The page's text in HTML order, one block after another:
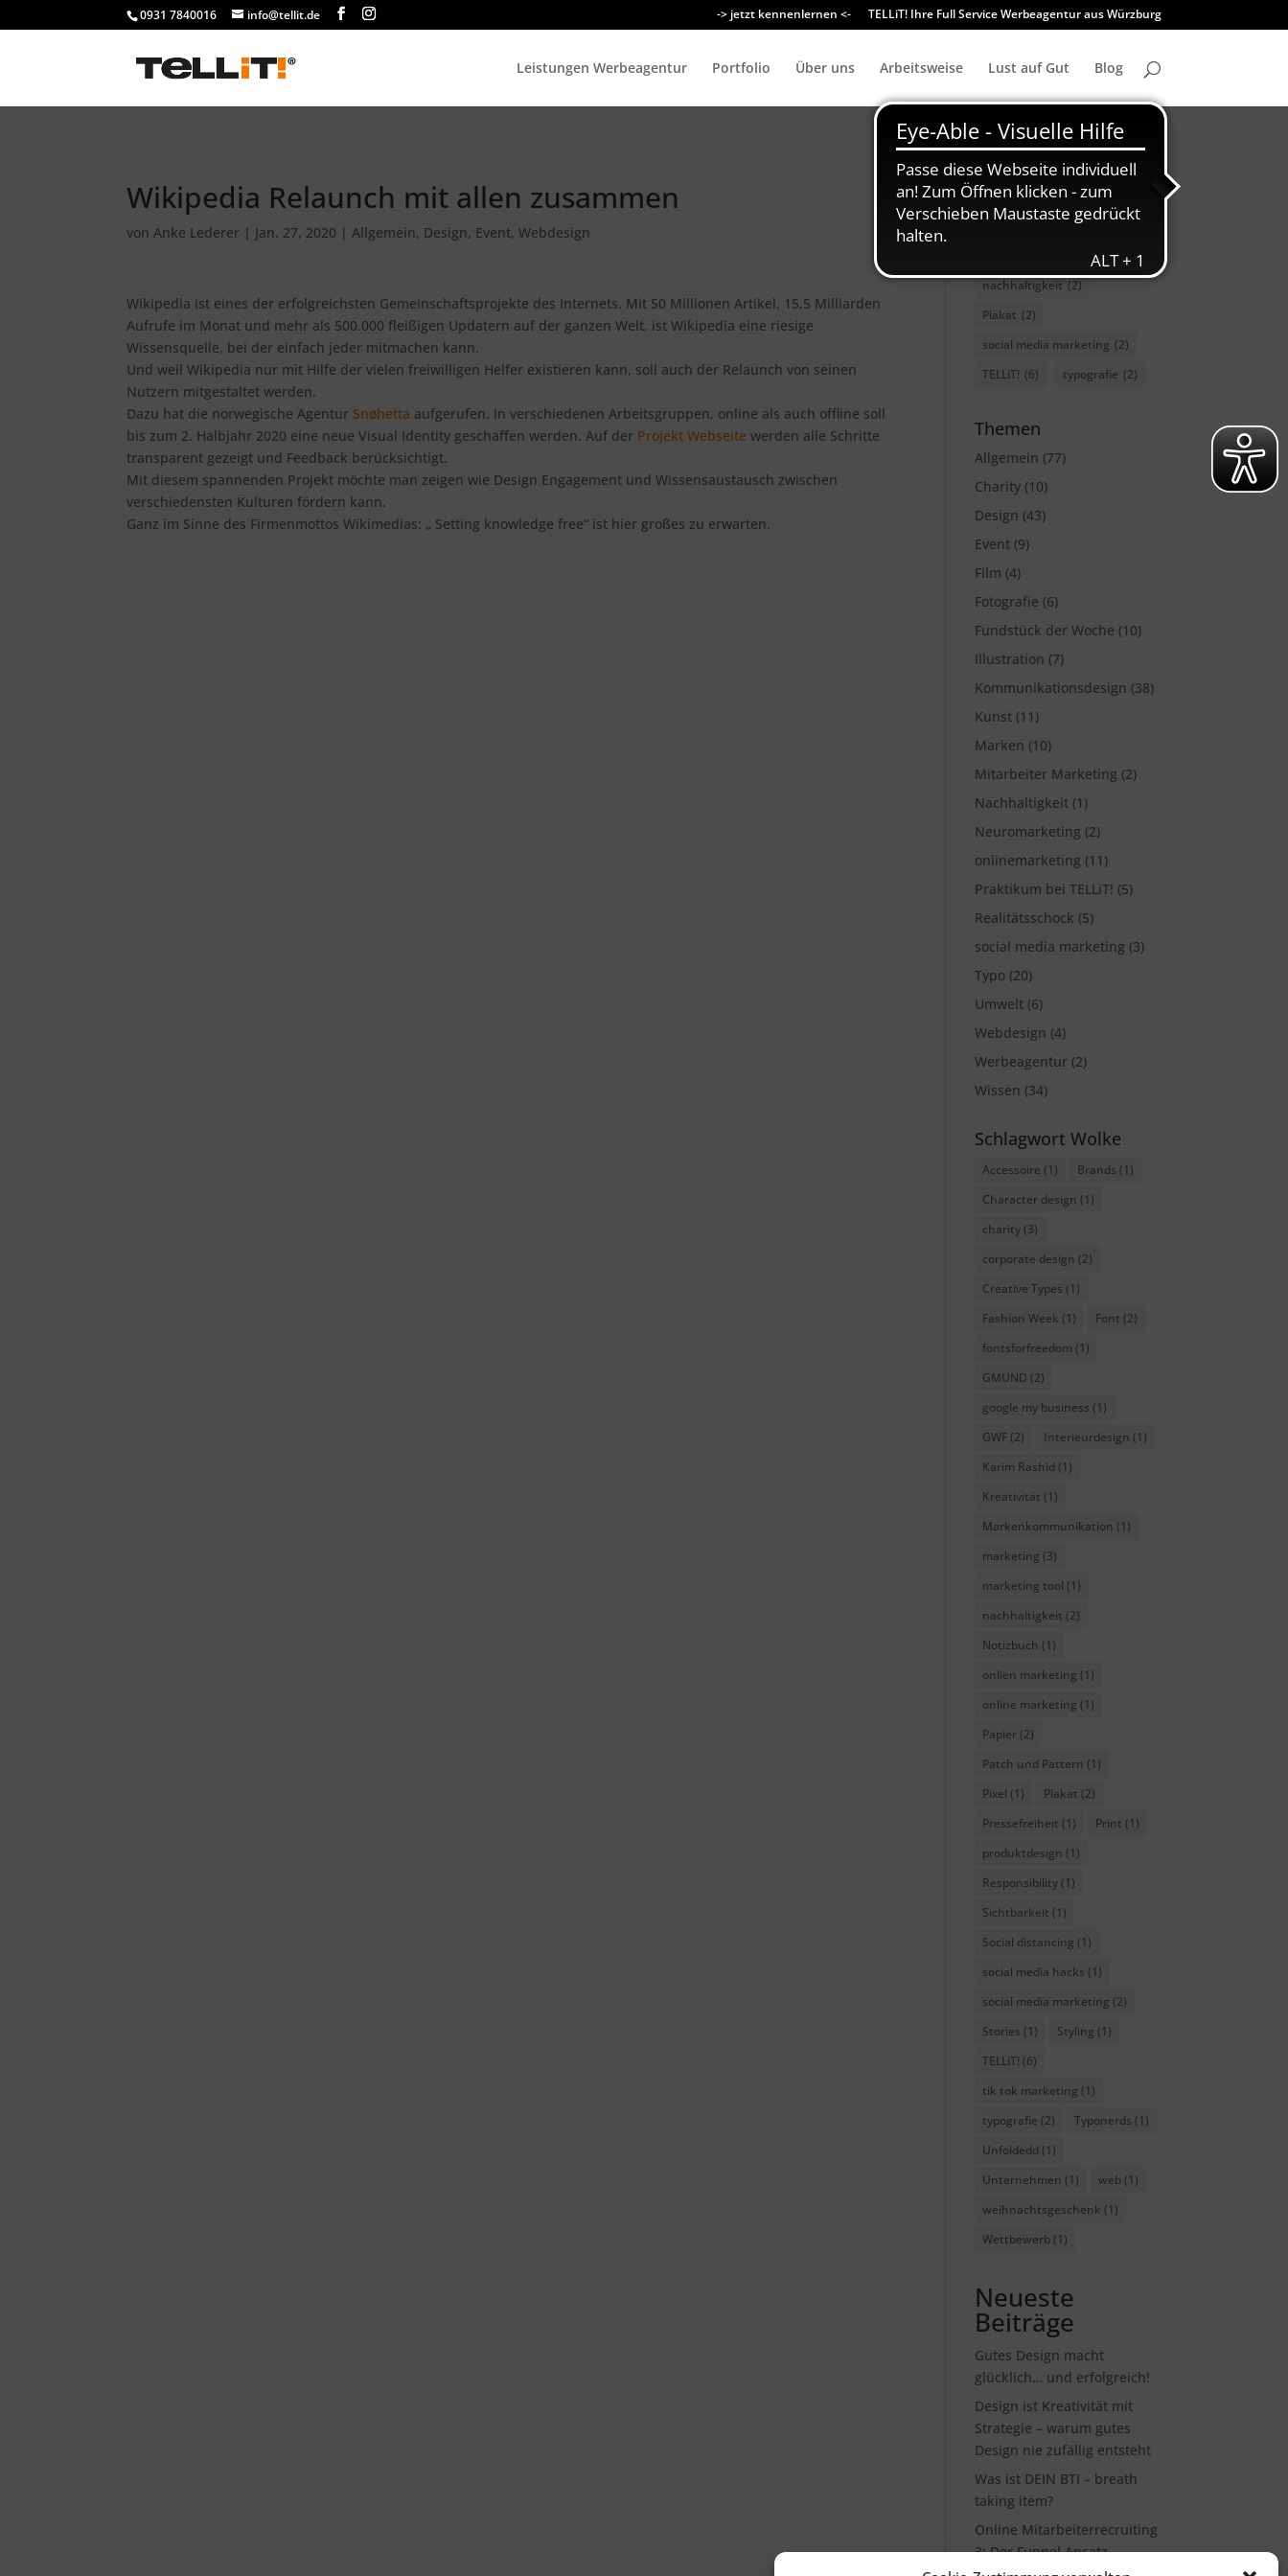
################# SINGLE
0931 7840016 info@tellit.de -> jetzt kennenlernen <- TELLiT! Ihre Full Service Werbeagentur aus Würzburg
Leistungen Werbeagentur Portfolio Über uns Arbeitsweise Lust auf Gut Blog
Wikipedia Relaunch mit allen zusammen
von Anke Lederer | Jan. 27, 2020 | Allgemein, Design, Event, Webdesign
Wikipedia ist eines der erfolgreichsten Gemeinschaftsprojekte des Internets. Mit 50 Millionen Artikel, 15,5 Milliarden
Aufrufe im Monat und mehr als 500.000 fleißigen Updatern auf der ganzen Welt, ist Wikipedia eine riesige
Wissensquelle, bei der einfach jeder mitmachen kann.
Und weil Wikipedia nur mit Hilfe der vielen freiwilligen Helfer existieren kann, soll auch der Relaunch von seinen
Nutzern mitgestaltet werden.
Dazu hat die norwegische Agentur Snøhetta aufgerufen. In verschiedenen Arbeitsgruppen, online als auch offline soll
bis zum 2. Halbjahr 2020 eine neue Visual Identity geschaffen werden. Auf der Projekt Webseite werden alle Schritte
transparent gezeigt und Feedback berücksichtigt.
Mit diesem spannenden Projekt möchte man zeigen wie Design Engagement und Wissensaustausch zwischen
verschiedensten Kulturen fördern kann.
Ganz im Sinne des Firmenmottos Wikimedias: „ Setting knowledge free“ ist hier großes zu erwarten.
charity (3) Font (2)
GWF
nachhaltigkeit (2)
Plakat (2)
social media marketing (2)
TELLiT! (6) typografie (2)
Themen
Allgemein (77)
Charity(10)
Design (43)
Event(9)
Film (4)
Fotografie (6)
Fundstück der Woche (10)
Illustration (7)
Kommunikationsdesign (38)
Kunst(11)
Marken (10)
Mitarbeiter Marketing (2)
Nachhaltigkeit(1)
Neuromarketing (2)
onlinemarketing (11)
Praktikum bei TELLiT! (5)
Realitätsschock (5)
social media marketing (3)
Typo(20)
Umwelt(6)
Webdesign (4)
Werbeagentur(2)
Wissen (34)
Schlagwort Wolke
Accessoire (1) Brands (1)
Character design (1)
charity(3)
corporate design (2)
Creative Types (1)
Fashion Week (1) Font (2)
fontsforfreedom (1)
GMUND (2)
google my business (1)
GWF(2) Interieurdesign (1)
Karim Rashid (1)
Kreativität (1)
Markenkommunikation (1)
marketing (3)
marketing tool (1)
nachhaltigkeit (2)
Notizbuch (1)
onlien marketing (1)
online marketing (1)
Papier(2)
Patch und Pattern (1)
Pixel (1) Plakat (2)
Pressefreiheit (1) Print (1)
produktdesign (1)
Responsibility(1)
Sichtbarkeit (1)
Social distancing (1)
social media hacks (1)
social media marketing (2)
Stories (1) Styling (1)
TELLiT! (6)
tik tok marketing (1)
typografie (2) Typonerds (1)
Unfoldedd (1)
Unternehmen (1) web(1)
weihnachtsgeschenk (1)
Wettbewerb(1)
Neueste
Beiträge
Gutes Design macht
glücklich… und erfolgreich!
Design ist Kreativität mit
Strategie – warum gutes
Design nie zufällig entsteht
Was ist DEIN BTI – breath
taking item?
Online Mitarbeiterrecruiting
3: Der Funnel Ansatz